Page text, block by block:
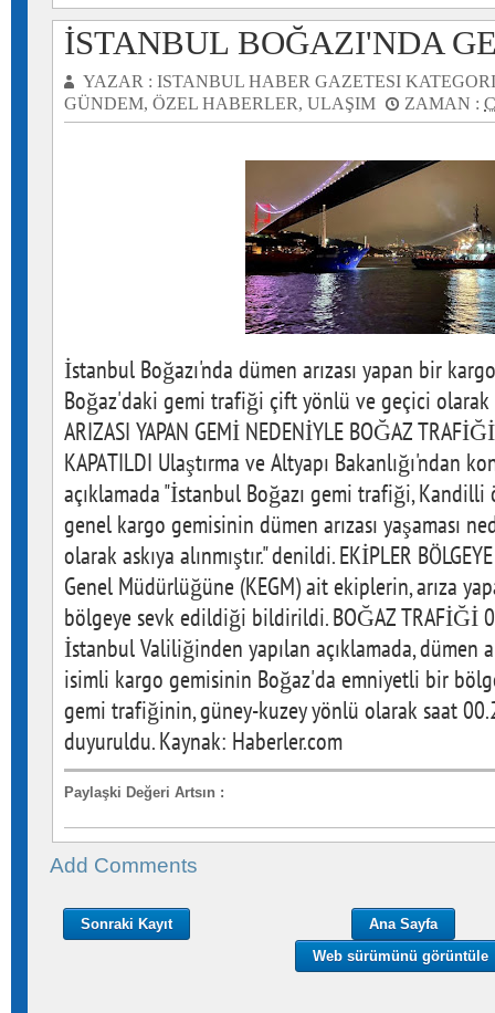
İSTANBUL BOĞAZI'NDA
YAZAR : ISTANBUL HABER GAZETESI
GÜNDEM, ÖZEL HABERLER, ULAŞIM ZAMAN :
İstanbul Boğazı'nda dümen arızası yapan bir
Boğaz'daki gemi trafiği çift yönlü ve geçici olarak
ARIZASI YAPAN GEMİ NEDENİYLE BOĞAZ
KAPATILDI Ulaştırma ve Altyapı Bakanlığı'ndan
açıklamada "İstanbul Boğazı gemi trafiği, Kandilli
genel kargo gemisinin dümen arızası yaşaması
olarak askıya alınmıştır." denildi. EKİPLER
Genel Müdürlüğüne (KEGM) ait ekiplerin, arıza
bölgeye sevk edildiği bildirildi. BOĞAZ TRAFİĞİ
İstanbul Valiliğinden yapılan açıklamada, dümen
isimli kargo gemisinin Boğaz'da emniyetli bir
gemi trafiğinin, güney-kuzey yönlü olarak saat
duyuruldu. Kaynak: Haberler.com
Paylaşki Değeri Artsın :
Add Comments
Sonraki Kayıt
Ana Sayfa
Web sürümünü görüntüle